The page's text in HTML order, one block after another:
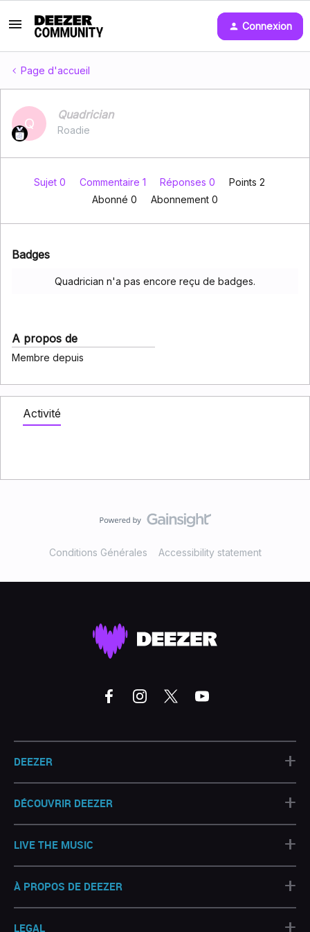
Connexion
Page d'accueil
Q
Quadrician
Roadie
Sujet 0 Commentaire 1 Réponses 0
Points 2
Abonné 0 Abonnement 0
Badges
Quadrician n'a pas encore reçu de badges.
A propos de
Membre depuis
Activité
Conditions Générales Accessibility statement
DEEZER +
DÉCOUVRIR DEEZER +
LIVE THE MUSIC +
À PROPOS DE DEEZER +
LEGAL +